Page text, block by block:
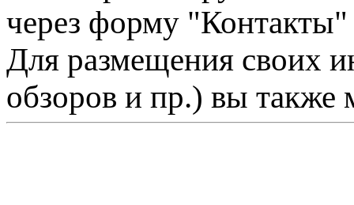
через форму "Контакты"
Для размещения своих
обзоров и пр.) вы также